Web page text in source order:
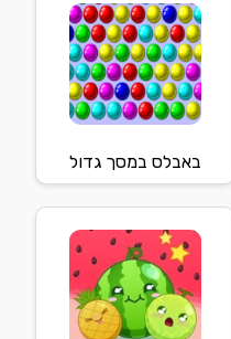
באבלס במסך גדול